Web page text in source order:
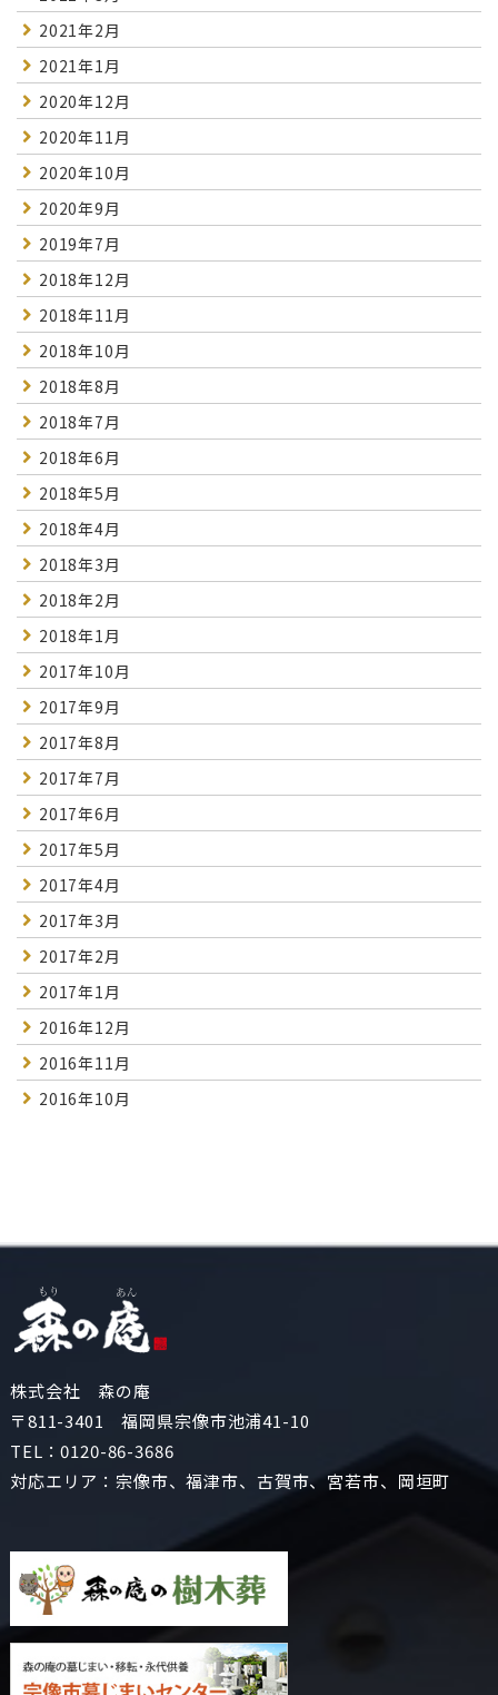
2021年2月
2021年1月
2020年12月
2020年11月
2020年10月
2020年9月
2019年7月
2018年12月
2018年11月
2018年10月
2018年8月
2018年7月
2018年6月
2018年5月
2018年4月
2018年3月
2018年2月
2018年1月
2017年10月
2017年9月
2017年8月
2017年7月
2017年6月
2017年5月
2017年4月
2017年3月
2017年2月
2017年1月
2016年12月
2016年11月
2016年10月
株式会社 森の庵
〒811-3401 福岡県宗像市池浦41-10
TEL：0120-86-3686
対応エリア：宗像市、福津市、古賀市、宮若市、岡垣町